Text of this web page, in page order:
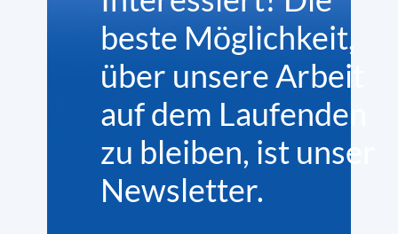
beste Möglichkeit,
über unsere Arbeit
auf dem Laufenden
zu bleiben, ist unser
Newsletter.